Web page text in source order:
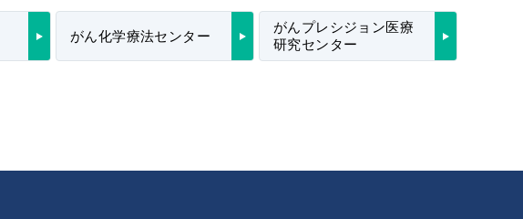
がん化学療法センター
がんプレシジョン医療
研究センター